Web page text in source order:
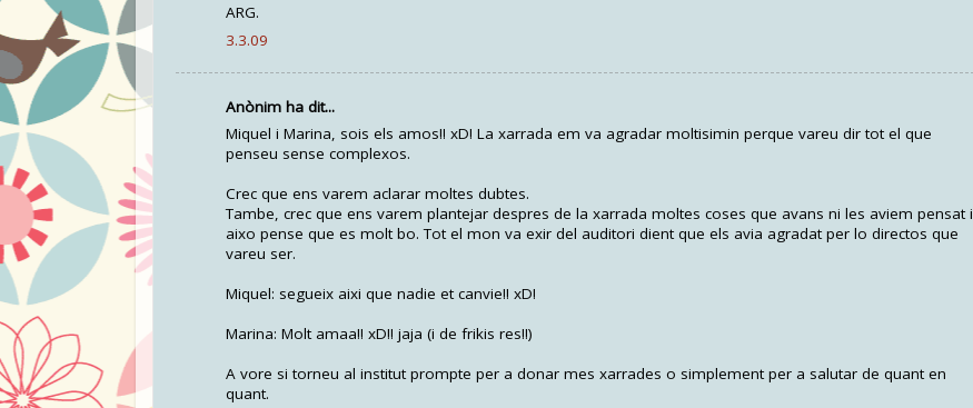
ARG.
3.3.09
Anònim ha dit...
Miquel i Marina, sois els amos!! xD! La xarrada em va agradar moltisimin perque vareu dir tot el que
penseu sense complexos.
Crec que ens varem aclarar moltes dubtes.
Tambe, crec que ens varem plantejar despres de la xarrada moltes coses que avans ni les aviem pensat i
aixo pense que es molt bo. Tot el mon va exir del auditori dient que els avia agradat per lo directos que
vareu ser.
Miquel: segueix aixi que nadie et canvie!! xD!
Marina: Molt amaa!! xD!! jaja (i de frikis res!!)
A vore si torneu al institut prompte per a donar mes xarrades o simplement per a salutar de quant en
quant.